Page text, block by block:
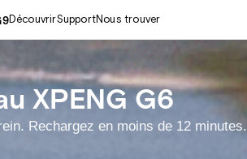
DécouvrirSupportNous trouver
XPENG G6
Rechargez en moins de 12 minutes.